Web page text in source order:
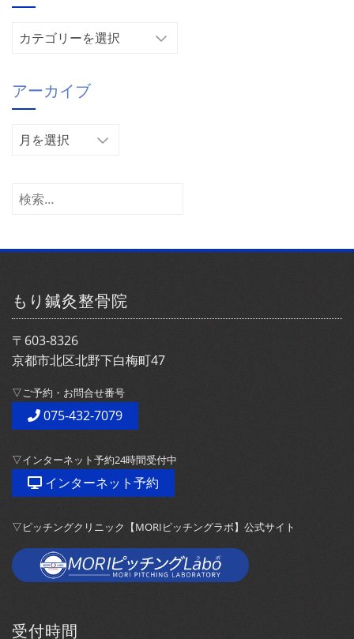
リ
ー
アーカイブ
ア
イ
検
もり鍼灸整骨院
〒603-8326
京都市北区北野下白梅町47
▽ご予約・お問合せ番号
075-432-7079
▽インターネット予約24時間受付中
インターネット予約
▽ピッチングクリニック【MORIピッチングラボ】公式サイト
受付時間